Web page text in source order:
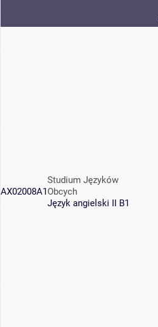
AX02008A1
Studium Języków
Obcych
Język angielski II B1